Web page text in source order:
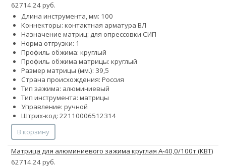
62714.24 руб.
Длина инструмента, мм: 100
Коннекторы: контактная арматура ВЛ
Назначение матриц: для опрессовки СИП
Норма отгрузки: 1
Профиль обжима: круглый
Профиль обжима матрицы: круглый
Размер матрицы (мм.): 39,5
Страна происхождения: Россия
Тип зажима: алюминиевый
Тип инструмента: матрицы
Управление: ручной
Штрих-код: 22110006512314
В корзину
Матрица для алюминиевого зажима круглая А-40,0/100т (КВТ)
62714.24 руб.